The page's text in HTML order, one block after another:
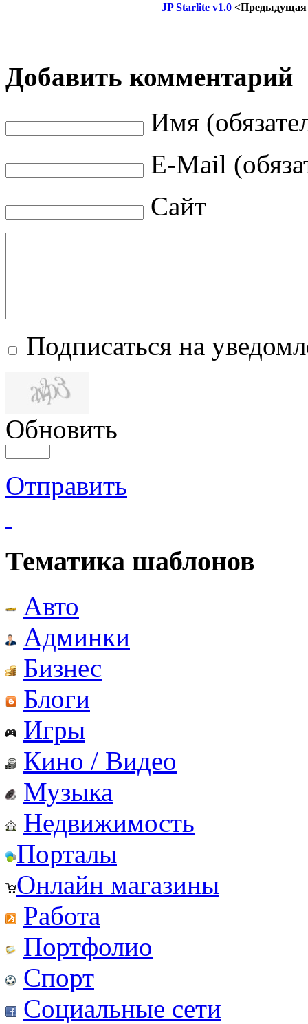
JP Starlite v1.0 <Предыдущая
Добавить комментарий
Имя
E-Mail
Сайт
Подписаться на
Обновить
Отправить
Тематика шаблонов
Авто
Админки
Бизнес
Блоги
Игры
Кино / Видео
Музыка
Недвижимость
Порталы
Онлайн магазины
Работа
Портфолио
Спорт
Социальные сети